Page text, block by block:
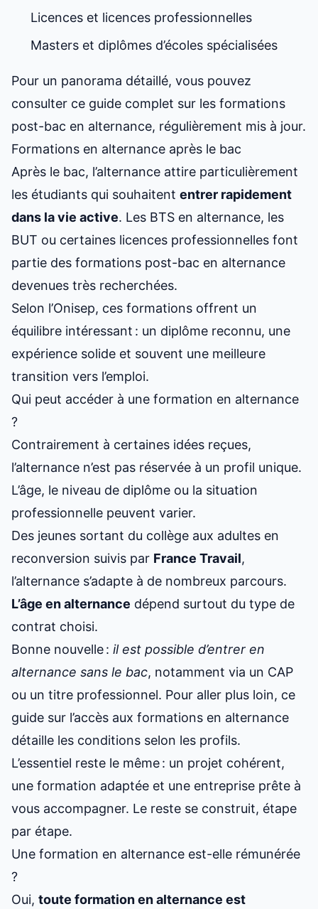
Licences et licences professionnelles
Masters et diplômes d’écoles spécialisées
Pour un panorama détaillé, vous pouvez
consulter ce guide complet sur les formations
post-bac en alternance, régulièrement mis à jour.
Formations en alternance après le bac
Après le bac, l’alternance attire particulièrement
les étudiants qui souhaitent entrer rapidement
dans la vie active. Les BTS en alternance, les
BUT ou certaines licences professionnelles font
partie des formations post-bac en alternance
devenues très recherchées.
Selon l’Onisep, ces formations offrent un
équilibre intéressant : un diplôme reconnu, une
expérience solide et souvent une meilleure
transition vers l’emploi.
Qui peut accéder à une formation en alternance
?
Contrairement à certaines idées reçues,
l’alternance n’est pas réservée à un profil unique.
L’âge, le niveau de diplôme ou la situation
professionnelle peuvent varier.
Des jeunes sortant du collège aux adultes en
reconversion suivis par France Travail,
l’alternance s’adapte à de nombreux parcours.
L’âge en alternance dépend surtout du type de
contrat choisi.
Bonne nouvelle : il est possible d’entrer en
alternance sans le bac, notamment via un CAP
ou un titre professionnel. Pour aller plus loin, ce
guide sur l’accès aux formations en alternance
détaille les conditions selon les profils.
L’essentiel reste le même : un projet cohérent,
une formation adaptée et une entreprise prête à
vous accompagner. Le reste se construit, étape
par étape.
Une formation en alternance est-elle rémunérée
?
Oui, toute formation en alternance est